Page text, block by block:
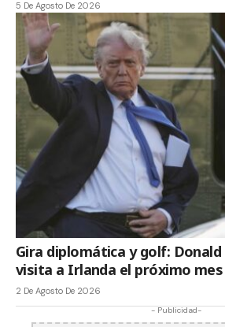
5 De Agosto De 2026
Gira diplomática y golf:
visita a Irlanda el próximo
2 De Agosto De 2026
- Publicidad-